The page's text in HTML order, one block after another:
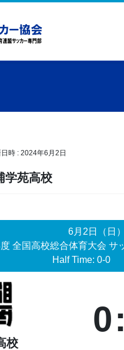
時 : 2024年6月2日
学苑高校
6月2日（日）
全国高校総合体育大会 サ
Half Time: 0-0
校
0: